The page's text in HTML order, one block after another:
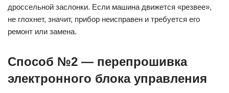
дроссельной заслонки. Если машина движется «резвее»,
не глохнет, значит, прибор неисправен и требуется его
ремонт или замена.
Способ №2 — перепрошивка
электронного блока управления